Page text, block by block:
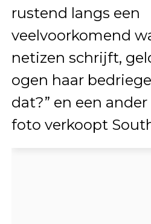
rustend langs een
veelvoorkomend
netizen schrijft,
ogen haar
dat?” en een ander
foto verkoopt